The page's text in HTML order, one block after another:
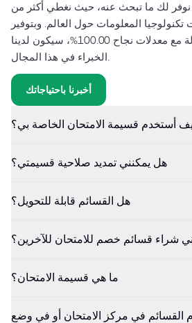
نوفر لك ما تبحث عنه، حيث نغطي أكثر من
تكنولوجيا المعلومات حول العالم. وبتوفير
خدمات الامتحانات بالوكالة مع معدلات نجاح 100.00%، سيكون لدينا
الخبراء في هذا المجال.
أخبرنا باحتياجاتك
أستخدم قسيمة الامتحان الخاصة بي؟
هل يمكنني تمديد صلاحية قسيمتي؟
هل القسائم قابلة للتحويل؟
شراء قسائم خصم للامتحان للآخرين؟
ما هي قسيمة الامتحان؟
القسائم في مركز الامتحان أو في وضع